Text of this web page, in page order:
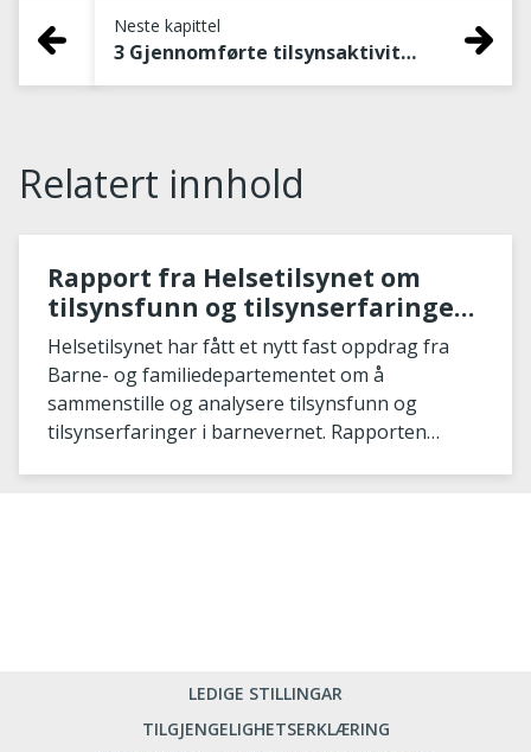
Neste kapittel
3 Gjennomførte tilsynsaktiviteter på barnevernsområdet
Relatert innhold
Rapport fra Helsetilsynet om
tilsynsfunn og tilsynserfaringer i
barnevernet i 2022 og 2023
Helsetilsynet har fått et nytt fast oppdrag fra
Barne- og familiedepartementet om å
sammenstille og analysere tilsynsfunn og
tilsynserfaringer i barnevernet. Rapporten
LEDIGE STILLINGAR
TILGJENGELIGHETSERKLÆRING